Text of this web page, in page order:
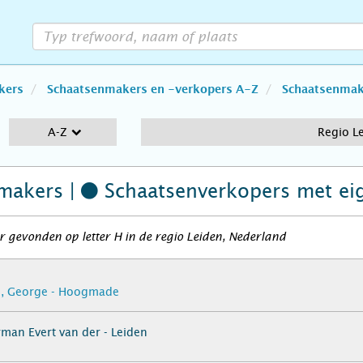
Schaatsenmakers en -verkopers A-Z
A-Z Regio
| Schaatsenverkopers met
gevonden op letter H in de regio Leiden, Nederland
George - Hoogmade
Evert van der - Leiden